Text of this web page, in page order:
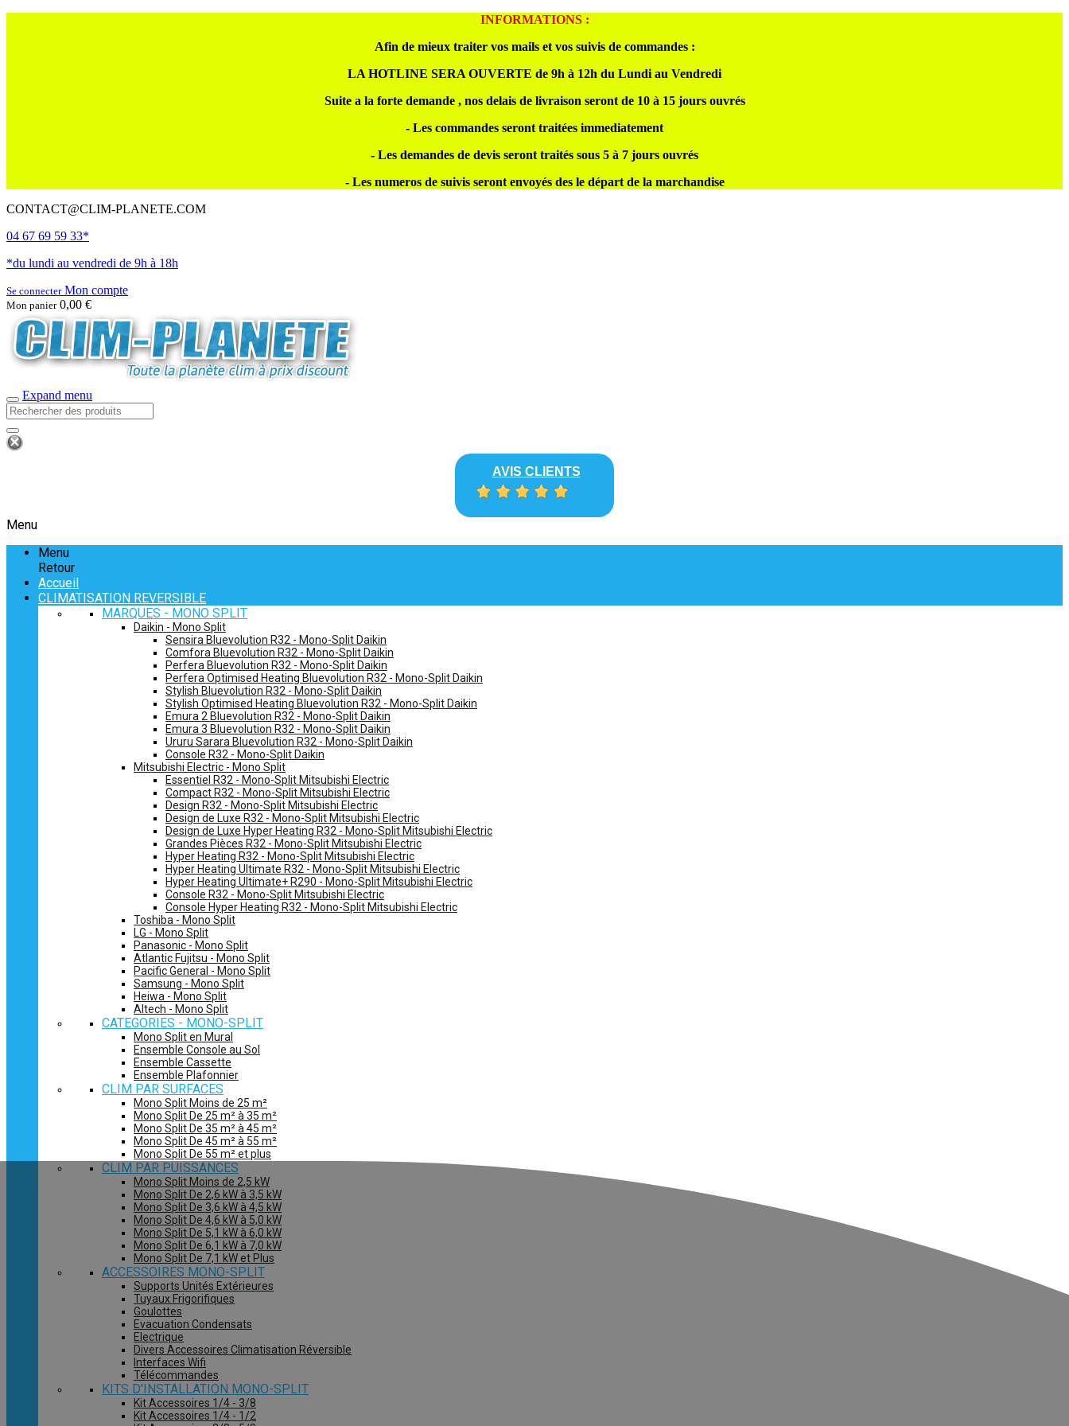
INFORMATIONS :
Afin de mieux traiter vos mails et vos suivis de commandes :
LA HOTLINE SERA OUVERTE de 9h à 12h du Lundi au Vendredi
Suite a la forte demande , nos delais de livraison seront de 10 à 15 jours ouvrés
- Les commandes seront traitées immediatement
- Les demandes de devis seront traités sous 5 à 7 jours ouvrés
- Les numeros de suivis seront envoyés des le départ de la marchandise
CONTACT@CLIM-PLANETE.COM
04 67 69 59 33*
*du lundi au vendredi de 9h à 18h
Se connecterMon compte
Mon panier 0,00 €
Expand menu
AVIS CLIENTS
Menu
Menu
Retour
Accueil
CLIMATISATION REVERSIBLE
MARQUES - MONO SPLIT
Daikin - Mono Split
Sensira Bluevolution R32 - Mono-Split Daikin
Comfora Bluevolution R32 - Mono-Split Daikin
Perfera Bluevolution R32 - Mono-Split Daikin
Perfera Optimised Heating Bluevolution R32 - Mono-Split Daikin
Stylish Bluevolution R32 - Mono-Split Daikin
Stylish Optimised Heating Bluevolution R32 - Mono-Split Daikin
Emura 2 Bluevolution R32 - Mono-Split Daikin
Emura 3 Bluevolution R32 - Mono-Split Daikin
Ururu Sarara Bluevolution R32 - Mono-Split Daikin
Console R32 - Mono-Split Daikin
Mitsubishi Electric - Mono Split
Essentiel R32 - Mono-Split Mitsubishi Electric
Compact R32 - Mono-Split Mitsubishi Electric
Design R32 - Mono-Split Mitsubishi Electric
Design de Luxe R32 - Mono-Split Mitsubishi Electric
Design de Luxe Hyper Heating R32 - Mono-Split Mitsubishi Electric
Grandes Pièces R32 - Mono-Split Mitsubishi Electric
Hyper Heating R32 - Mono-Split Mitsubishi Electric
Hyper Heating Ultimate R32 - Mono-Split Mitsubishi Electric
Hyper Heating Ultimate+ R290 - Mono-Split Mitsubishi Electric
Console R32 - Mono-Split Mitsubishi Electric
Console Hyper Heating R32 - Mono-Split Mitsubishi Electric
Toshiba - Mono Split
LG - Mono Split
Panasonic - Mono Split
Atlantic Fujitsu - Mono Split
Pacific General - Mono Split
Samsung - Mono Split
Heiwa - Mono Split
Altech - Mono Split
CATEGORIES - MONO-SPLIT
Mono Split en Mural
Ensemble Console au Sol
Ensemble Cassette
Ensemble Plafonnier
CLIM PAR SURFACES
Mono Split Moins de 25 m²
Mono Split De 25 m² à 35 m²
Mono Split De 35 m² à 45 m²
Mono Split De 45 m² à 55 m²
Mono Split De 55 m² et plus
CLIM PAR PUISSANCES
Mono Split Moins de 2,5 kW
Mono Split De 2,6 kW à 3,5 kW
Mono Split De 3,6 kW à 4,5 kW
Mono Split De 4,6 kW à 5,0 kW
Mono Split De 5,1 kW à 6,0 kW
Mono Split De 6,1 kW à 7,0 kW
Mono Split De 7,1 kW et Plus
ACCESSOIRES MONO-SPLIT
Supports Unités Extérieures
Tuyaux Frigorifiques
Goulottes
Evacuation Condensats
Electrique
Divers Accessoires Climatisation Réversible
Interfaces Wifi
Télécommandes
KITS D'INSTALLATION MONO-SPLIT
Kit Accessoires 1/4 - 3/8
Kit Accessoires 1/4 - 1/2